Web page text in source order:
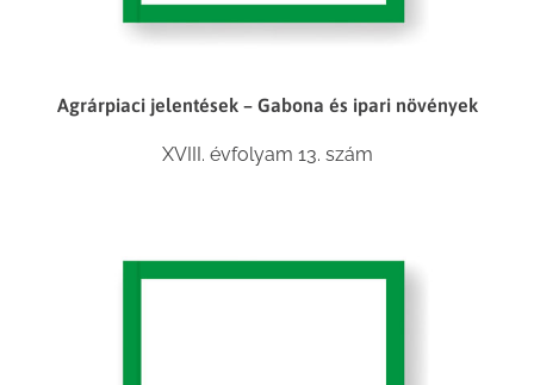
Agrárpiaci jelentések – Gabona és ipari növények
XVIII. évfolyam 13. szám